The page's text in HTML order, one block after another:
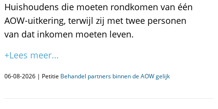
Huishoudens die moeten rondkomen van één
AOW-uitkering, terwijl zij met twee personen
van dat inkomen moeten leven.
+Lees meer...
06-08-2026 | Petitie Behandel partners binnen de AOW gelijk